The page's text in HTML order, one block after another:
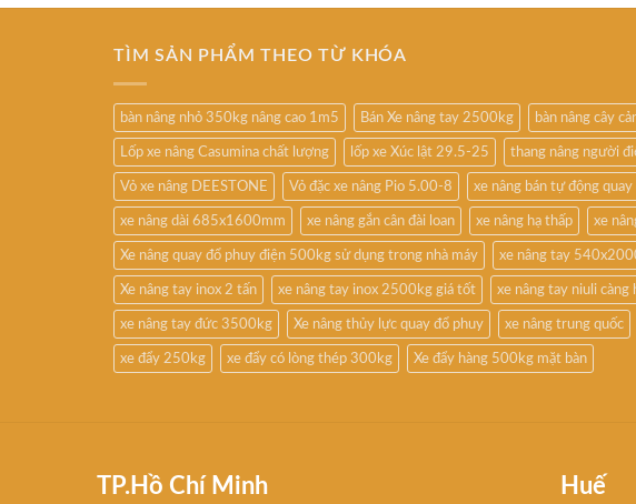
TÌM SẢN PHẨM THEO TỪ KHÓA
bàn nâng nhỏ 350kg nâng cao 1m5 Bán Xe nâng tay 2500kg bàn nâng cây
Lốp xe nâng Casumina chất lượng lốp xe Xúc lật 29.5-25 thang nâng người
Vỏ xe nâng DEESTONE Vỏ đặc xe nâng Pio 5.00-8 xe nâng bán tự động
xe nâng dài 685x1600mm xe nâng gắn cân đài loan xe nâng hạ thấp xe
Xe nâng quay đổ phuy điện 500kg sử dụng trong nhà máy xe nâng tay
Xe nâng tay inox 2 tấn xe nâng tay inox 2500kg giá tốt xe nâng tay niuli
xe nâng tay đức 3500kg Xe nâng thủy lực quay đổ phuy xe nâng trung quốc
xe đẩy 250kg xe đẩy có lòng thép 300kg Xe đẩy hàng 500kg mặt bàn
TP.Hồ Chí Minh Huế